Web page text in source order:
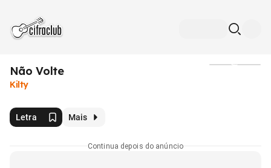
Não Volte
Kilty
Letra Mais
Continua depois do anúncio